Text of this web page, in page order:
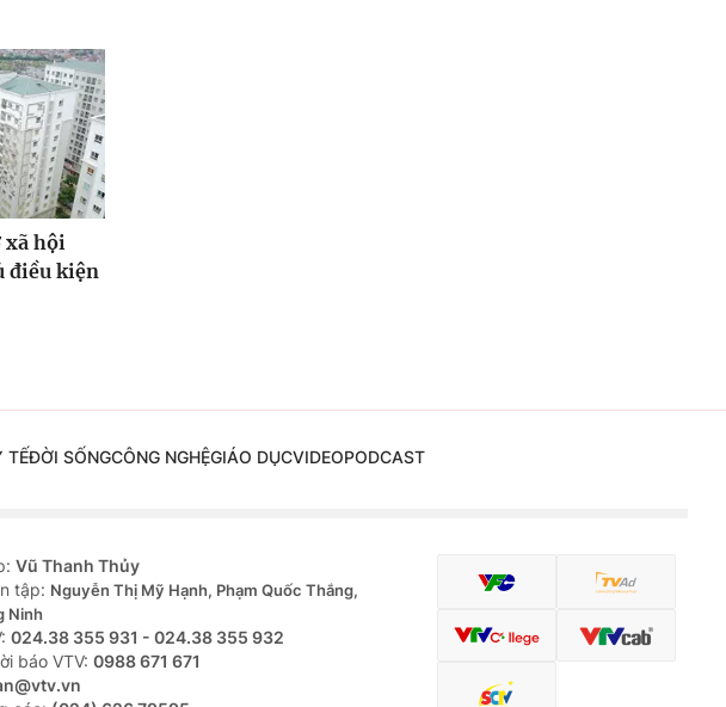
xã hội
điều kiện
TẾĐỜI SỐNGCÔNG NGHỆGIÁO DỤCVIDEOPODCAST
Vũ Thanh Thủy
tập: Nguyễn Thị Mỹ Hạnh, Phạm Quốc Thắng,
Ninh
024.38 355 931 - 024.38 355 932
báo VTV: 0988 671 671